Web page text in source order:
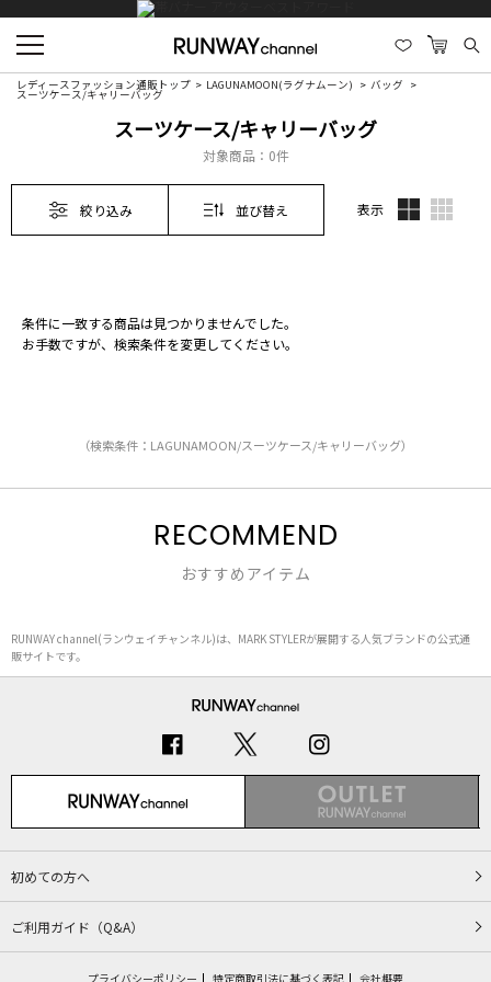
レディースファッション通販トップ LAGUNAMOON(ラグナムーン) バッグ
スーツケース/キャリーバッグ
スーツケース/キャリーバッグ
対象商品： 0件
絞り込み 並び替え 表示
条件に一致する商品は見つかりませんでした。
お手数ですが、検索条件を変更してください。
（検索条件：LAGUNAMOON/スーツケース/キャリーバッグ）
RECOMMEND
おすすめアイテム
RUNWAY channel(ランウェイチャンネル)は、MARK STYLERが展開する人気ブランドの公式通
販サイトです。
初めての方へ
ご利用ガイド（Q&A）
プライバシーポリシー 特定商取引法に基づく表記 会社概要